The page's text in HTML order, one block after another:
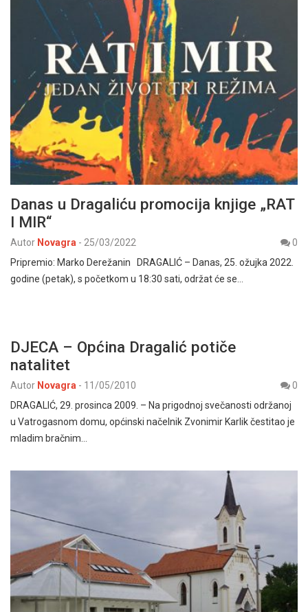
Danas u Dragaliću promocija knjige „RAT
I MIR“
Autor Novagra - 25/03/2022
0
Pripremio: Marko Derežanin DRAGALIĆ – Danas, 25. ožujka 2022.
godine (petak), s početkom u 18:30 sati, održat će se…
DJECA – Općina Dragalić potiče
natalitet
Autor Novagra - 11/05/2010
0
DRAGALIĆ, 29. prosinca 2009. – Na prigodnoj svečanosti održanoj
u Vatrogasnom domu, općinski načelnik Zvonimir Karlik čestitao je
mladim bračnim…